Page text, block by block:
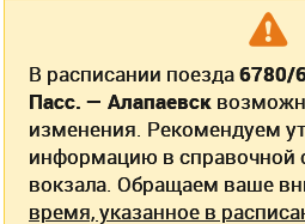
В расписании поезда6780/
Пасс. — Алапаевск
изменения. Рекомендуем
информацию в справочной
вокзала. Обращаем ваше
время, указанное в